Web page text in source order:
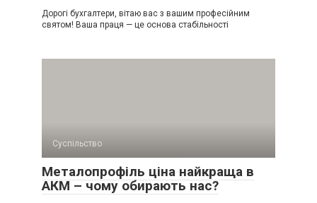
Дорогі бухгалтери, вітаю вас з вашим професійним
святом! Ваша праця — це основа стабільності
Суспільство
Металопрофіль ціна найкраща в
АКМ – чому обирають нас?